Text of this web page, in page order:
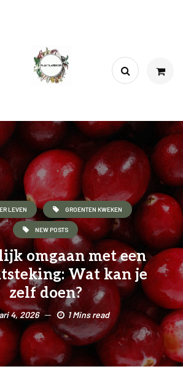
LEVEN GROENTEN KWEKEN
NEW POSTS
omgaan met een
Wat kan je
zelf doen?
4, 2026 1 Mins read